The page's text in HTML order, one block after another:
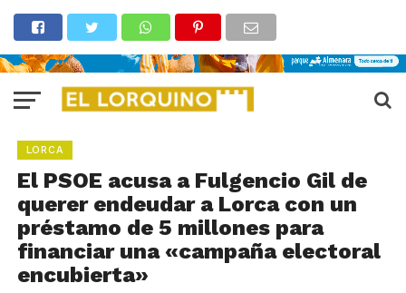
LORCA
El PSOE acusa a Fulgencio Gil de
querer endeudar a Lorca con un
préstamo de 5 millones para
financiar una «campaña electoral
encubierta»